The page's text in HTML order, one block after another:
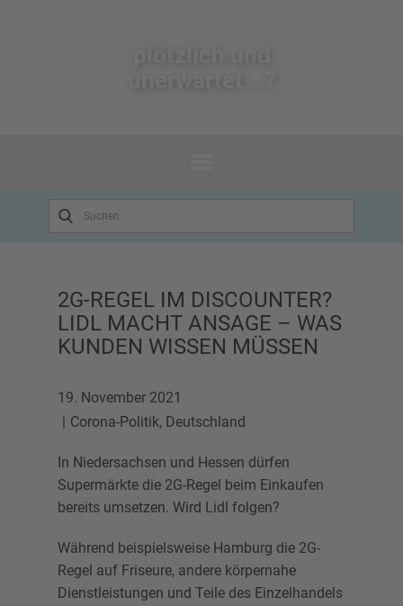
2G-REGEL IM DISCOUNTER?
LIDL MACHT ANSAGE – WAS
KUNDEN WISSEN MÜSSEN
19. November 2021
Corona-Politik, Deutschland
In Niedersachsen und Hessen dürfen
Supermärkte die 2G-Regel beim Einkaufen
bereits umsetzen. Wird Lidl folgen?
Während beispielsweise Hamburg die 2G-
Regel auf Friseure, andere körpernahe
Dienstleistungen und Teile des Einzelhandels